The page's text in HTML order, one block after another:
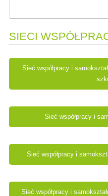
SIECI
Sieć współpracy i
Sieć współpracy i
Sieć współpracy i
Sieć współpracy i